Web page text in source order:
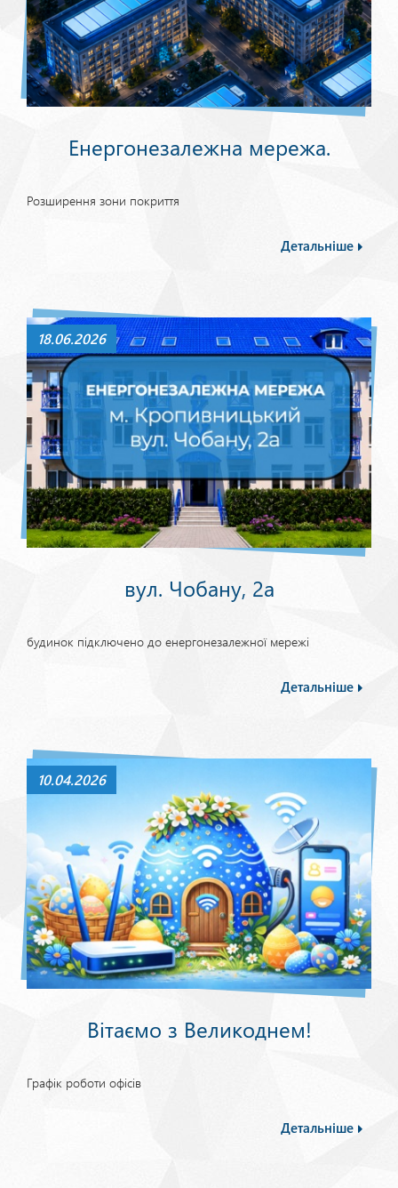
Енергонезалежна мережа.
Розширення зони покриття
Детальніше
18.06.2026
вул. Чобану, 2а
будинок підключено до енергонезалежної мережі
Детальніше
10.04.2026
Вітаємо з Великоднем!
Графік роботи офісів
Детальніше